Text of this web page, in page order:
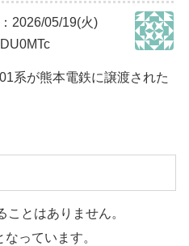
2026/05/19(火)
系が熊本電鉄に譲渡された
ことはありません。
っています。